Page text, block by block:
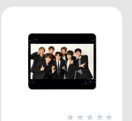
★
★
★
★
★